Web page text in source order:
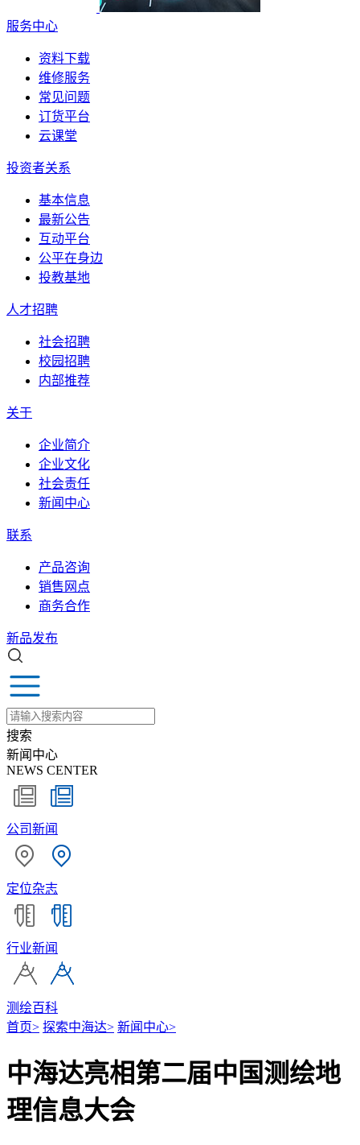
服务中心
资料下载
维修服务
常见问题
订货平台
云课堂
投资者关系
基本信息
最新公告
互动平台
公平在身边
投教基地
人才招聘
社会招聘
校园招聘
内部推荐
关于
企业简介
企业文化
社会责任
新闻中心
联系
产品咨询
销售网点
商务合作
新品发布
搜索
新闻中心
NEWS CENTER
公司新闻
定位杂志
行业新闻
测绘百科
首页> 探索中海达> 新闻中心>
中海达亮相第二届中国测绘地
理信息大会